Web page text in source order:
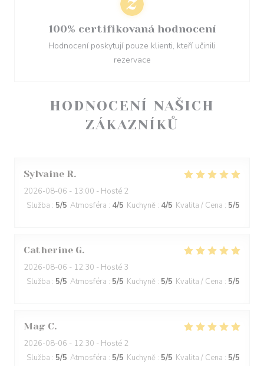
HODNOCENÍ NAŠICH
ZÁKAZNÍKŮ
Sylvaine R
2026-08-06 - 13:00 - Hosté 2
Služba : 5/5 Atmosféra : 4/5 Kuchyně : 4/5 Kvalita / Cena : 5/5
Catherine G
2026-08-06 - 12:30 - Hosté 3
Služba : 5/5 Atmosféra : 5/5 Kuchyně : 5/5 Kvalita / Cena : 5/5
Mag C
2026-08-06 - 12:30 - Hosté 2
Služba : 5/5 Atmosféra : 5/5 Kuchyně : 5/5 Kvalita / Cena : 5/5
100% certifikovaná hodnocení
Hodnocení poskytují pouze klienti, kteří učinili
rezervace